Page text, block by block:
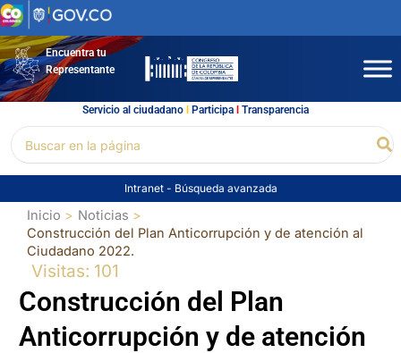
Ir
al
contenidoEncuentra tu
Representante
Servicio al ciudadano l Participal Transparencia
por:
Intranet - Búsqueda avanzada
Inicio
Noticias
Construcción del Plan Anticorrupción y de atención al
Ciudadano 2022.
Visitas: 101
Construcción del Plan
Anticorrupción y de atención